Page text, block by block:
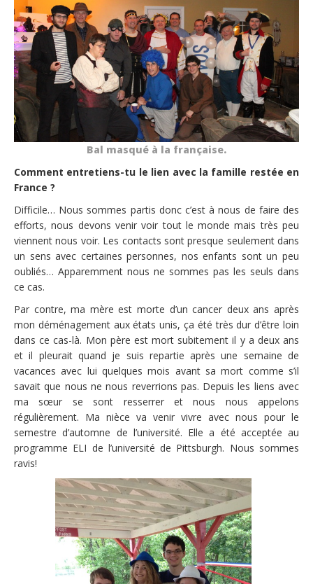
Bal masqué à la française.
Comment entretiens-tu le lien avec la famille restée en
France ?
Difficile… Nous sommes partis donc c’est à nous de faire des
efforts, nous devons venir voir tout le monde mais très peu
viennent nous voir. Les contacts sont presque seulement dans
un sens avec certaines personnes, nos enfants sont un peu
oubliés… Apparemment nous ne sommes pas les seuls dans
ce cas.
Par contre, ma mère est morte d’un cancer deux ans après
mon déménagement aux états unis, ça été très dur d’être loin
dans ce cas-là. Mon père est mort subitement il y a deux ans
et il pleurait quand je suis repartie après une semaine de
vacances avec lui quelques mois avant sa mort comme s’il
savait que nous ne nous reverrions pas. Depuis les liens avec
ma sœur se sont resserrer et nous nous appelons
régulièrement. Ma nièce va venir vivre avec nous pour le
semestre d’automne de l’université. Elle a été acceptée au
programme ELI de l’université de Pittsburgh. Nous sommes
ravis!